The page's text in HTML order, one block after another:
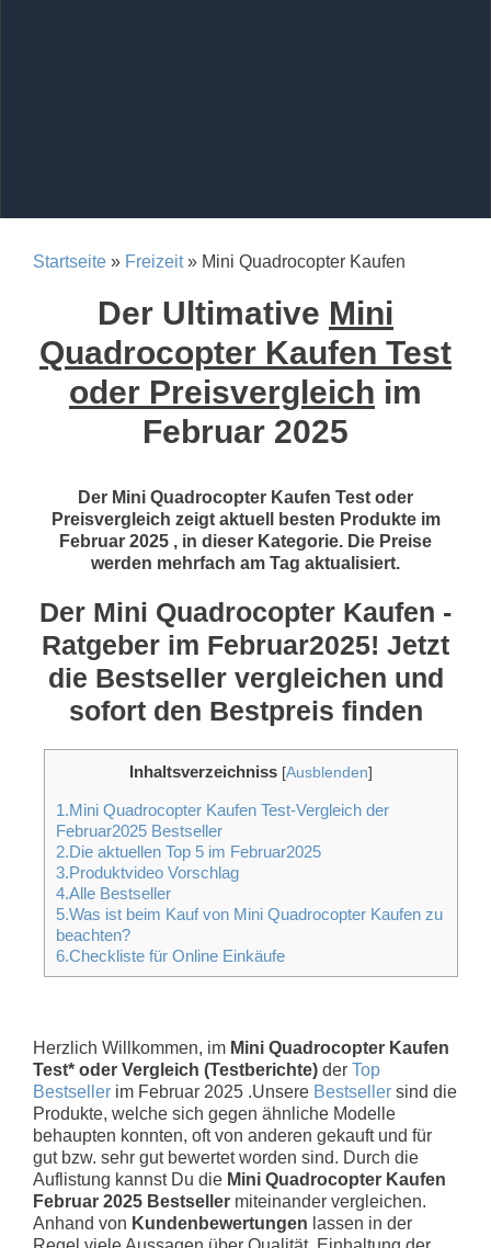
Startseite » Freizeit» Mini Quadrocopter Kaufen
Der Ultimative Mini
Quadrocopter Kaufen Test
oder Preisvergleich im
Februar 2025
Der Mini Quadrocopter Kaufen Test oder
Preisvergleich zeigt aktuell besten Produkte im
Februar 2025 , in dieser Kategorie. Die Preise
werden mehrfach am Tag aktualisiert.
Der Mini Quadrocopter Kaufen -
Ratgeber im Februar2025! Jetzt
die Bestseller vergleichen und
sofort den Bestpreis finden
Inhaltsverzeichniss [Ausblenden]
1.Mini Quadrocopter Kaufen Test-Vergleich der
Februar2025 Bestseller
2.Die aktuellen Top 5 im Februar2025
3.Produktvideo Vorschlag
4.Alle Bestseller
5.Was ist beim Kauf von Mini Quadrocopter Kaufen zu
beachten?
6.Checkliste für Online Einkäufe
Herzlich Willkommen, im Mini Quadrocopter Kaufen
Test* oder Vergleich (Testberichte) der Top
Bestseller im Februar 2025 .Unsere Bestseller sind die
Produkte, welche sich gegen ähnliche Modelle
behaupten konnten, oft von anderen gekauft und für
gut bzw. sehr gut bewertet worden sind. Durch die
Auflistung kannst Du die Mini Quadrocopter Kaufen
Februar 2025 Bestseller miteinander vergleichen.
Anhand von Kundenbewertungen lassen in der